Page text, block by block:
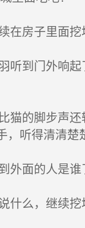
房子里面挖
听到门外响起
猫的脚步声还
听得清清楚
面的人是谁
么，继续挖